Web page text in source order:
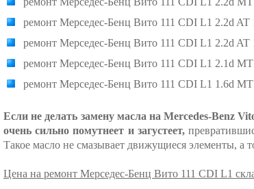
ремонт Мерседес-Бенц Вито 111 CDI L1 2.2d
ремонт Мерседес-Бенц Вито 111 CDI L1 2.2d AT
ремонт Мерседес-Бенц Вито 111 CDI L1 2.1d MT
ремонт Мерседес-Бенц Вито 111 CDI L1 1.6d
Если не делать замену масла на Mercedes-Benz
очень сильно помутнеет и загустеет,
Такое масло не смазывает движущиеся элементы, а
Цена на ремонт Мерседес-Бенц Вито 111 CDI L1